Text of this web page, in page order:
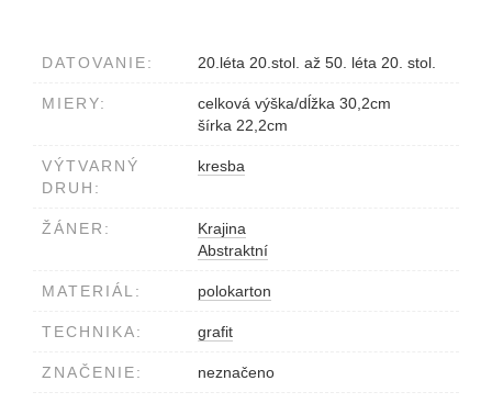
DATOVANIE: 20.léta 20.stol. až 50. léta 20. stol.
MIERY:
celková výška/dĺžka 30,2cm
šírka 22,2cm
VÝTVARNÝ
DRUH:
kresba
ŽÁNER:
Krajina
Abstraktní
MATERIÁL: polokarton
TECHNIKA: grafit
ZNAČENIE: neznačeno